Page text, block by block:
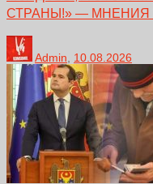
СТРАНЫ!» — МНЕНИЯ
Admin 10.08.2026